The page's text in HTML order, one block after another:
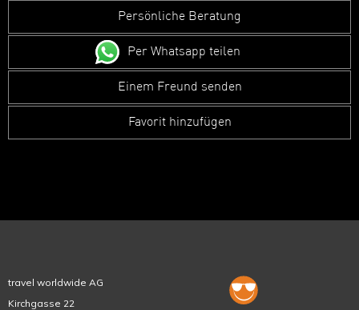
Persönliche Beratung
Per Whatsapp teilen
Einem Freund senden
Favorit hinzufügen
travel worldwide AG
Kirchgasse 22